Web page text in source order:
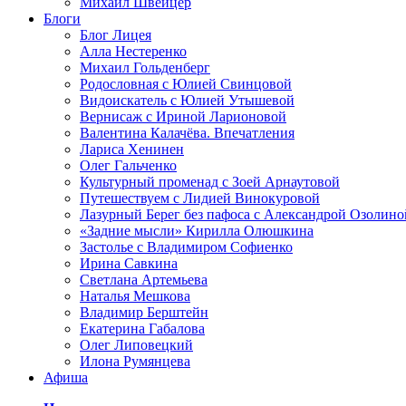
Блоги
Блог Лицея
Алла Нестеренко
Михаил Гольденберг
Родословная с Юлией Свинцовой
Видоискатель с Юлией Утышевой
Вернисаж с Ириной Ларионовой
Валентина Калачёва. Впечатления
Лариса Хенинен
Олег Гальченко
Культурный променад с Зоей Арнаутовой
Путешествуем с Лидией Винокуровой
Лазурный Берег без пафоса с Александрой
«Задние мысли» Кирилла Олюшкина
Застолье с Владимиром Софиенко
Ирина Савкина
Светлана Артемьева
Наталья Мешкова
Владимир Берштейн
Екатерина Габалова
Олег Липовецкий
Илона Румянцева
Афиша